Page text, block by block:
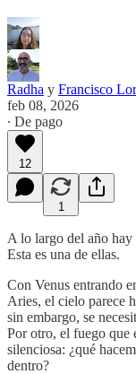
Radha y Francisco
feb 08, 2026
∙ De pago
12
1
A lo largo del año hay
Esta es una de ellas.
Con Venus entrando
Aries, el cielo parece
sin embargo, se
Por otro, el fuego que
silenciosa: ¿qué
dentro?